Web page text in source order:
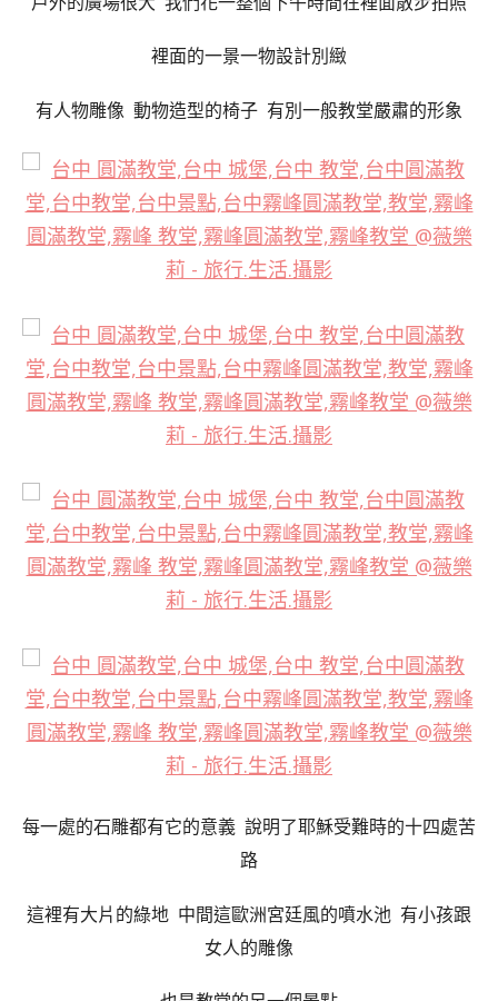
裡面的一景一物設計別緻
有人物雕像 動物造型的椅子 有別一般教堂嚴肅的形象
每一處的石雕都有它的意義 說明了耶穌受難時的十四處苦
路
這裡有大片的綠地 中間這歐洲宮廷風的噴水池 有小孩跟
女人的雕像